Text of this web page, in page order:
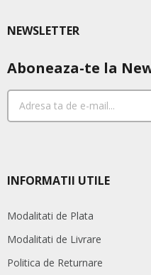
NEWSLETTER
Aboneaza-te la
INFORMATII UTILE
Modalitati de Plata
Modalitati de Livrare
Politica de Returnare